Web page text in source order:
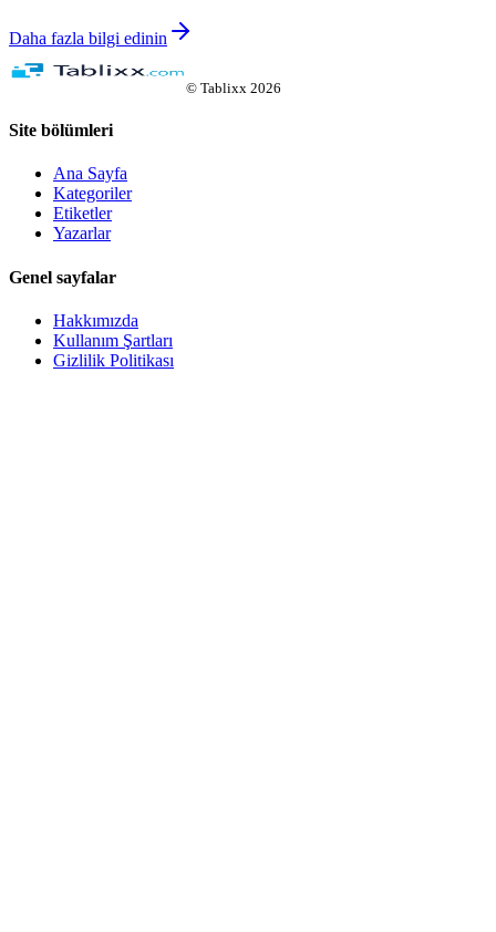
Daha fazla bilgi edinin
© Tablixx 2026
Site bölümleri
Ana Sayfa
Kategoriler
Etiketler
Yazarlar
Genel sayfalar
Hakkımızda
Kullanım Şartları
Gizlilik Politikası